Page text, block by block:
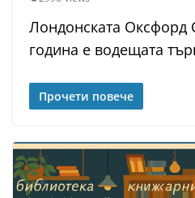
Лондонската Оксфорд
година е водещата
Прочети повече